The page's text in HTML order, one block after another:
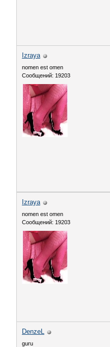
Izraya
nomen est omen
Сообщений: 19203
Izraya
nomen est omen
Сообщений: 19203
DenzeL
guru